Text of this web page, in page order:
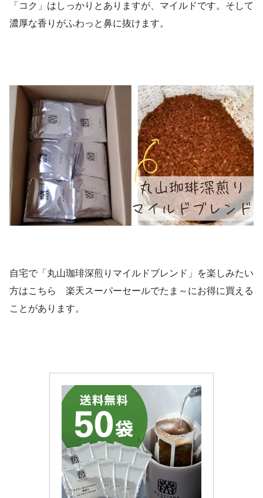
「コク」はしっかりとありますが、マイルドです。そして
濃厚な香りがふわっと鼻に抜けます。
自宅で「丸山珈琲深煎りマイルドブレンド」を楽しみたい
方はこちら 楽天スーパーセールでたま～にお得に買える
ことがあります。